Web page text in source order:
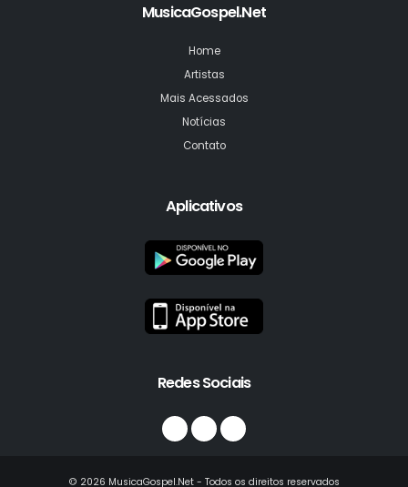
MusicaGospel.Net
Home
Artistas
Mais Acessados
Notícias
Contato
Aplicativos
Redes Sociais
© 2026 MusicaGospel.Net - Todos os direitos reservados